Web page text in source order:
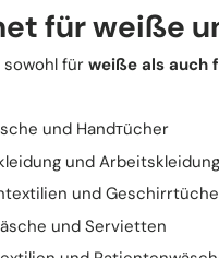
für weiße
sowohl fürweiße als auch
und Handтücher
und Arbeitskleidung
und
und Servietten